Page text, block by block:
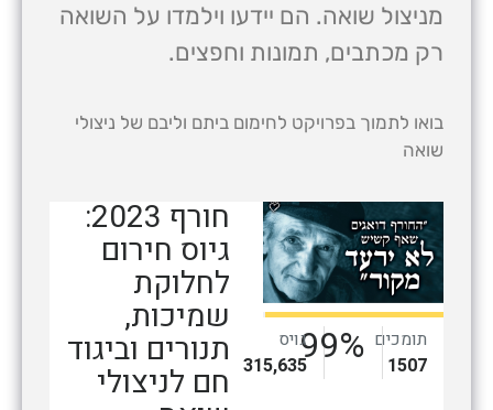
מניצול שואה. הם יידעו וילמדו על השואה
רק מכתבים, תמונות וחפצים.
בואו לתמוך בפרויקט לחימום ביתם וליבם של ניצולי
שואה